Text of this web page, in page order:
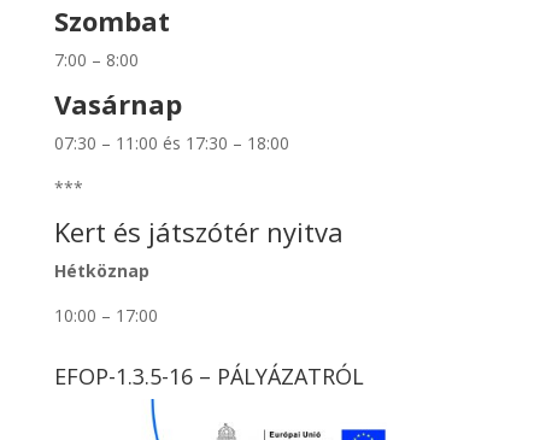
Szombat
7:00 – 8:00
Vasárnap
07:30 – 11:00 és 17:30 – 18:00
***
Kert és játszótér nyitva
Hétköznap
10:00 – 17:00
EFOP-1.3.5-16 – PÁLYÁZATRÓL